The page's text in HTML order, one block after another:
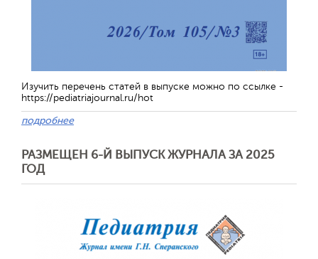
Изучить перечень статей в выпуске можно по ссылке -
https://pediatriajournal.ru/hot
подробнее
РАЗМЕЩЕН 6-Й ВЫПУСК ЖУРНАЛА ЗА 2025
ГОД